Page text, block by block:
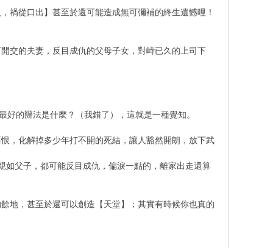
禍從口出】甚至於還可能造成無可彌補的終生遺憾哩！
交的夫妻，反目成仇的父母子女，對峙已久的上司下
的辦法是什麼？（我錯了），這就是一種覺知。
，化解掉多少年打不開的死結，讓人豁然開朗，放下武
父子，都可能反目成仇，偏淚一點的，離家出走還算
地，甚至於還可以創造【天堂】；其實有時候你也真的